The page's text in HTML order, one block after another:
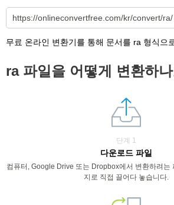
무료 온라인 변환기를 통해 문서를 ra 형식으
ra 파일을 어떻게 변환하
단계 1
다운로드 파일
컴퓨터, Google Drive 또는 Dropbox에서 변환하려는
지로 직접 끌어다 놓습니다.